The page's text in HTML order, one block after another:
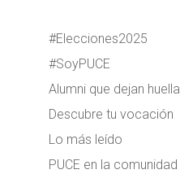
#Elecciones2025
#SoyPUCE
Alumni que dejan huella
Descubre tu vocación
Lo más leído
PUCE en la comunidad